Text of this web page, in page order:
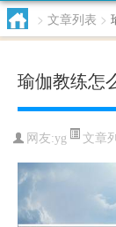
> 文章列表 >
瑜伽教练怎
网友:yg 文章